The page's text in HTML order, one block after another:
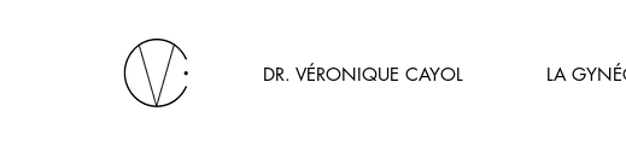
DR. VÉRONIQUE CAYOL LA